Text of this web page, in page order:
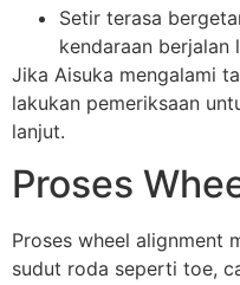
Setir terasa
kendaraan berjalan
Jika Aisuka mengalami
lakukan pemeriksaan
lanjut.
Proses
Proses wheel alignment
sudut roda seperti toe,